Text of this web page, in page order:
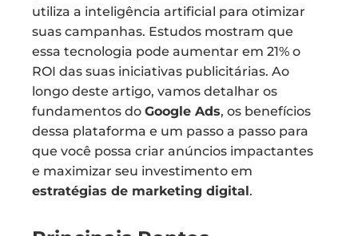
utiliza a inteligência artificial para otimizar
suas campanhas. Estudos mostram que
essa tecnologia pode aumentar em 21% o
ROI das suas iniciativas publicitárias. Ao
longo deste artigo, vamos detalhar os
fundamentos do Google Ads, os benefícios
dessa plataforma e um passo a passo para
que você possa criar anúncios impactantes
e maximizar seu investimento em
estratégias de marketing digital.